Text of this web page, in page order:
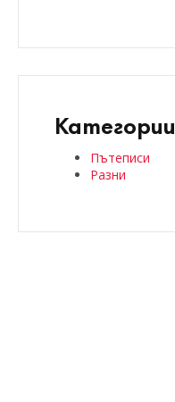
Категории
Пътеписи
Разни